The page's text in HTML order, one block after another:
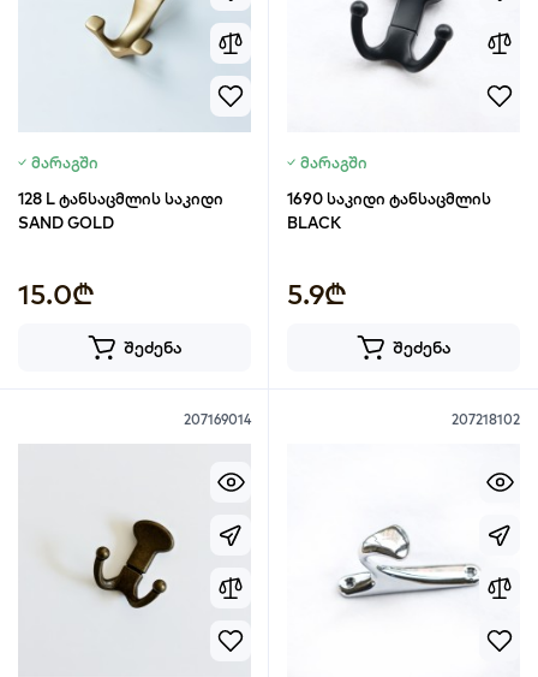
მარაგში
128 L ტანსაცმლის საკიდი
SAND GOLD
15.0₾
შეძენა
მარაგში
1690 საკიდი ტანსაცმლის
BLACK
5.9₾
შეძენა
207169014 207218102